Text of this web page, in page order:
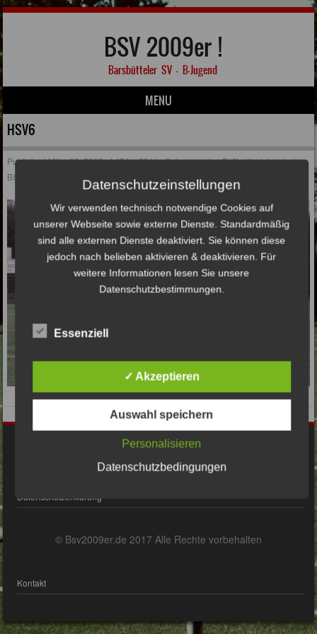
BSV 2009er !
Barsbütteler SV – B-Jugend
MENU
Skip to content
HSV6
PublishedMärz 28, 2019at454 × 281inSehenswertes Fußballspiel zwischen
BSV und HSV
Datenschutzerklärung
© Bsv2009er.de 2017 Alle Rechte vorbehalten
Kontakt
Datenschutzeinstellungen
Wir verwenden technisch notwendige Cookies auf
unserer Webseite sowie externe Dienste. Standardmäßig
sind alle externen Dienste deaktiviert. Sie können diese
jedoch nach belieben aktivieren & deaktivieren. Für
weitere Informationen lesen Sie unsere
Datenschutzbestimmungen.
Essenziell
✓ Akzeptieren
Auswahl speichern
Personalisieren
Datenschutzbedingungen